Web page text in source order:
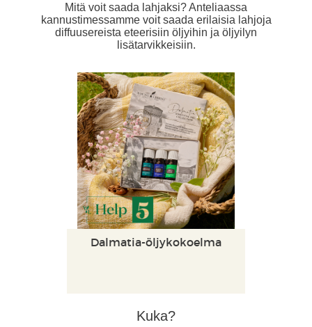
Mitä voit saada lahjaksi? Anteliaassa
kannustimessamme voit saada erilaisia lahjoja
diffuusereista eteerisiin öljyihin ja öljyilyn
lisätarvikkeisiin.
Dalmatia-öljykokoelma​
Kuka?